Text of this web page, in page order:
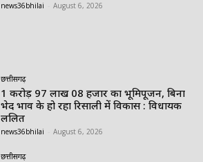
news36bhilai August 6, 2026
छत्तीसगढ़
1 करोड़ 97 लाख 08 हजार का भूमिपूजन, बिना
भेद भाव के हो रहा रिसाली में विकास : विधायक
ललित
news36bhilai August 6, 2026
छत्तीसगढ़